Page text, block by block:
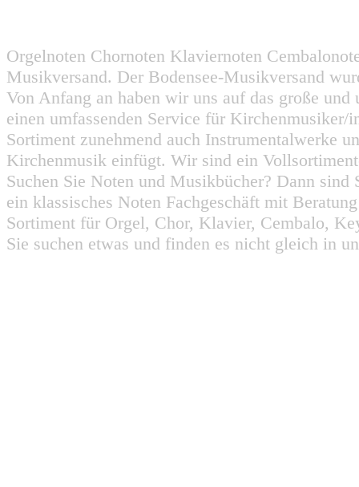
Orgelnoten Chornoten Klaviernoten
Musikversand. Der Bodensee-Musikversand
Von Anfang an haben wir uns auf das große
einen umfassenden Service für
Sortiment zunehmend auch Instrumentalwerke
Kirchenmusik einfügt. Wir sind ein
Suchen Sie Noten und Musikbücher? Dann
ein klassisches Noten Fachgeschäft mit
Sortiment für Orgel, Chor, Klavier, Cembalo,
Sie suchen etwas und finden es nicht gleich in